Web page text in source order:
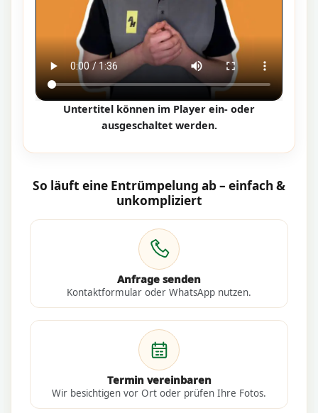
Untertitel können im Player ein- oder
ausgeschaltet werden.
So läuft eine Entrümpelung ab – einfach &
unkompliziert
Anfrage senden
Kontaktformular oder WhatsApp nutzen.
Termin vereinbaren
Wir besichtigen vor Ort oder prüfen Ihre Fotos.